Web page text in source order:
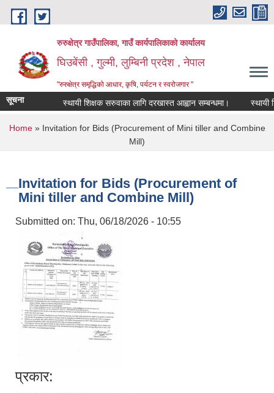
Skip to main content
रुरुक्षेत्र गाउँपालिका, गाउँ कार्यपालिकाको कार्यालय
घिउबेंसी , गुल्मी, लुम्बिनी प्रदेश , नेपाल
"रुरुक्षेत्र समृद्धिको आधार, कृषि, पर्यटन र स्वरोजगार "
सूचना स्थायी शिक्षक सरुवाका लागि दरखास्त आह्वान सम्बन्धमा। स्थायी
You are here
Home» Invitation for Bids (Procurement of Mini tiller and Combine
Mill)
Invitation for Bids (Procurement of
Mini tiller and Combine Mill)
Submitted on: Thu, 06/18/2026 - 10:55
प्रकार: